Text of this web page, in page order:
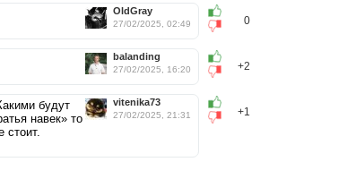
0
OldGray
27/02/2025, 02:49
+2
balanding
27/02/2025, 16:20
+1
vitenika73
27/02/2025, 21:31
будут
навек» то
стоит.